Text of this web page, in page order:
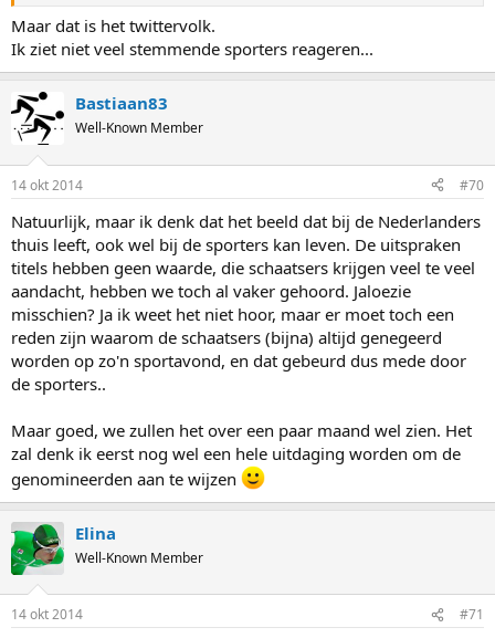
Maar dat is het twittervolk.
Ik ziet niet veel stemmende sporters reageren...
Bastiaan83
Well-Known Member
14 okt 2014 #70
Natuurlijk, maar ik denk dat het beeld dat bij de Nederlanders
thuis leeft, ook wel bij de sporters kan leven. De uitspraken
titels hebben geen waarde, die schaatsers krijgen veel te veel
aandacht, hebben we toch al vaker gehoord. Jaloezie
misschien? Ja ik weet het niet hoor, maar er moet toch een
reden zijn waarom de schaatsers (bijna) altijd genegeerd
worden op zo'n sportavond, en dat gebeurd dus mede door
de sporters..
Maar goed, we zullen het over een paar maand wel zien. Het
zal denk ik eerst nog wel een hele uitdaging worden om de
genomineerden aan te wijzen
Elina
Well-Known Member
14 okt 2014 #71